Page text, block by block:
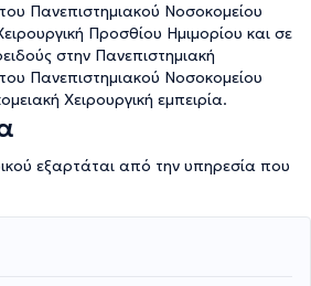
Πανεπιστημιακού Νοσοκομείου
Προσθίου Ημιμορίου και σε
στην Πανεπιστημιακή
Πανεπιστημιακού Νοσοκομείου
Χειρουργική εμπειρία.
εξαρτάται από την υπηρεσία που